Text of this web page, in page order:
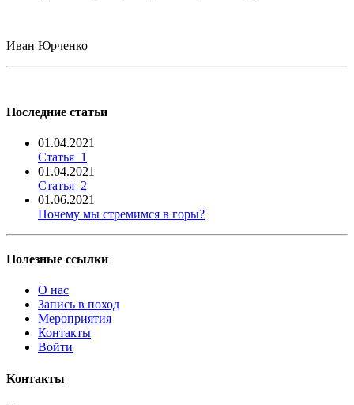
Иван Юрченко
Последние статьи
01.04.2021
Статья_1
01.04.2021
Статья_2
01.06.2021
Почему мы стремимся в горы?
Полезные ссылки
О нас
Запись в поход
Мероприятия
Контакты
Войти
Контакты